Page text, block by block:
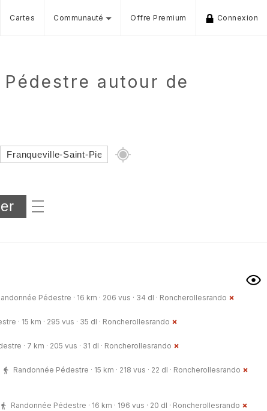
Cartes Communauté Offre Premium Connexion
autour de
Pédestre · 16 km · 206 vus · 34 dl · Roncherollesrando
· 15 km · 295 vus · 35 dl · Roncherollesrando
· 7 km · 205 vus · 31 dl · Roncherollesrando
Randonnée Pédestre · 15 km · 218 vus · 22 dl · Roncherollesrando
Randonnée Pédestre · 16 km · 196 vus · 20 dl · Roncherollesrando